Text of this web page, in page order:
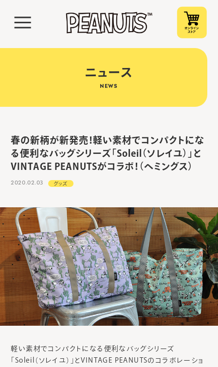
ニュース
NEWS
春の新柄が新発売！軽い素材でコンパクトにな
る便利なバッグシリーズ「Soleil（ソレイユ）」と
VINTAGE PEANUTSがコラボ！（ヘミングス）
2020.02.03 グッズ
軽い素材でコンパクトになる便利なバッグシリーズ
「Soleil（ソレイユ）」とVINTAGE PEANUTSのコラボレーショ